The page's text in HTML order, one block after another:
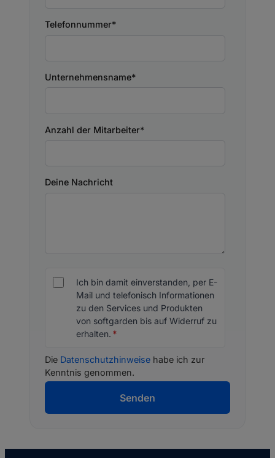
Telefonnummer*
Unternehmensname*
Anzahl der Mitarbeiter*
Deine Nachricht
Ich bin damit einverstanden, per E-
Mail und telefonisch Informationen
zu den Services und Produkten
von softgarden bis auf Widerruf zu
erhalten. *
Die Datenschutzhinweise habe ich zur
Kenntnis genommen.